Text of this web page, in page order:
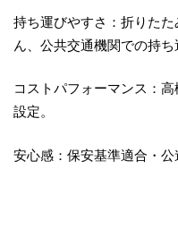
持ち運びやすさ：折りた
ん、公共交通機関での持ち
コストパフォーマンス：
設定。
安心感：保安基準適合・